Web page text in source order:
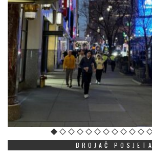
BROJAČ POSJETA